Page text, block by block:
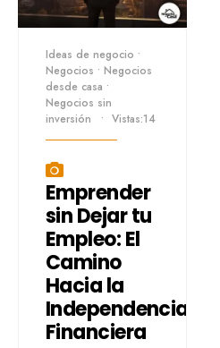
Ideas de negocio •
Negocios • Negocios
desde casa •
Negocios sin
inversión
• Vistas:14
Emprender
sin Dejar tu
Empleo: El
Camino
Hacia la
Independencia
Financiera